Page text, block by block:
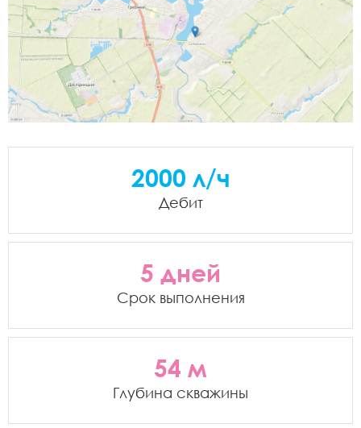
2000 л/ч
Дебит
5 дней
Срок выполнения
54 м
Глубина скважины